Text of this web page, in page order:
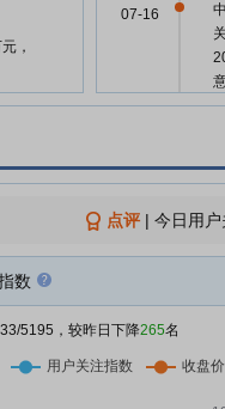
，
万
万
07-16
07-01
07-01
07-01
点评| 今日用
数
/5195，较昨日下降265名